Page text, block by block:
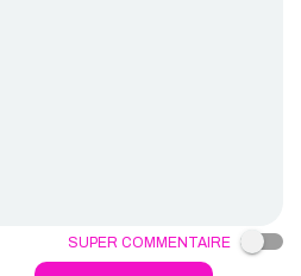
Super commentaire